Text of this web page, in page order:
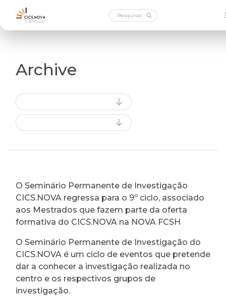
Archive
O Seminário Permanente de Investigação
CICS.NOVA regressa para o 9º ciclo, associado
aos Mestrados que fazem parte da oferta
formativa do CICS.NOVA na NOVA FCSH
O Seminário Permanente de Investigação do
CICS.NOVA é um ciclo de eventos que pretende
dar a conhecer a investigação realizada no
centro e os respectivos grupos de
investigação.